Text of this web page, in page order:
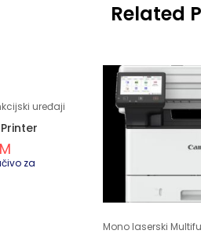
Related
uređaji
Printer
za
Mono laserski